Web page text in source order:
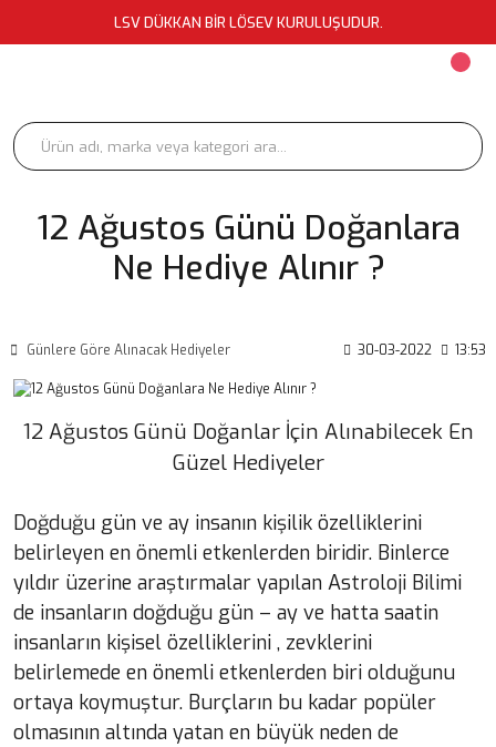
LSV DÜKKAN BİR LÖSEV KURULUŞUDUR.
12 Ağustos Günü Doğanlara
Ne Hediye Alınır ?
Günlere Göre Alınacak Hediyeler 30-03-2022 13:53
12 Ağustos Günü Doğanlar İçin Alınabilecek En
Güzel Hediyeler
Doğduğu gün ve ay insanın kişilik özelliklerini
belirleyen en önemli etkenlerden biridir. Binlerce
yıldır üzerine araştırmalar yapılan Astroloji Bilimi
de insanların doğduğu gün – ay ve hatta saatin
insanların kişisel özelliklerini , zevklerini
belirlemede en önemli etkenlerden biri olduğunu
ortaya koymuştur. Burçların bu kadar popüler
olmasının altında yatan en büyük neden de